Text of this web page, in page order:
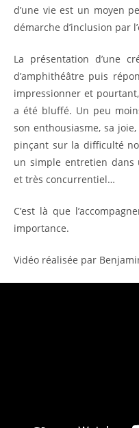
d’une vie est un moyen
démarche d’inclusion par
La présentation d’une
d’amphithéâtre puis
impressionner et
a été bluffé. Un peu
son enthousiasme, sa
pinçant sur la difficulté
un simple entretien dans
et très concurrentiel…
C’est là que
importance.
Vidéo réalisée par